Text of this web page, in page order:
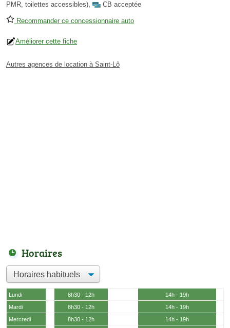
PMR, toilettes accessibles), CB acceptée
Recommander ce concessionnaire auto
Améliorer cette fiche
Autres agences de location à Saint-Lô
Horaires
Lundi 8h30 - 12h
14h - 19h
Mardi
8h30 - 12h
14h - 19h
Mercredi
8h30 - 12h
14h - 19h